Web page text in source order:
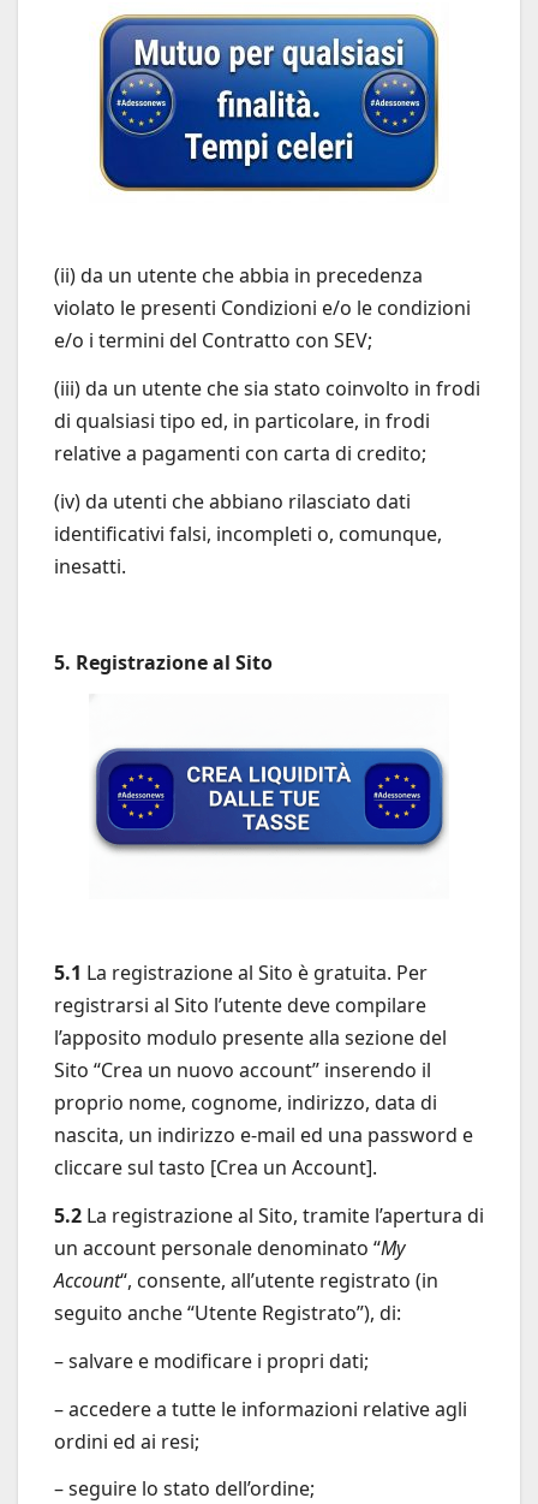
(ii) da un utente che abbia in precedenza
violato le presenti Condizioni e/o le condizioni
e/o i termini del Contratto con SEV;
(iii) da un utente che sia stato coinvolto in frodi
di qualsiasi tipo ed, in particolare, in frodi
relative a pagamenti con carta di credito;
(iv) da utenti che abbiano rilasciato dati
identificativi falsi, incompleti o, comunque,
inesatti.
5. Registrazione al Sito
5.1 La registrazione al Sito è gratuita. Per
registrarsi al Sito l’utente deve compilare
l’apposito modulo presente alla sezione del
Sito “Crea un nuovo account” inserendo il
proprio nome, cognome, indirizzo, data di
nascita, un indirizzo e-mail ed una password e
cliccare sul tasto [Crea un Account].
5.2 La registrazione al Sito, tramite l’apertura di
un account personale denominato “My
Account“, consente, all’utente registrato (in
seguito anche “Utente Registrato”), di:
– salvare e modificare i propri dati;
– accedere a tutte le informazioni relative agli
ordini ed ai resi;
– seguire lo stato dell’ordine;